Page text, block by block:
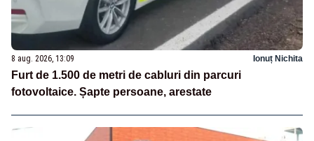
8 aug. 2026, 13:09 Ionuț Nichita
Furt de 1.500 de metri de cabluri din parcuri
fotovoltaice. Șapte persoane, arestate